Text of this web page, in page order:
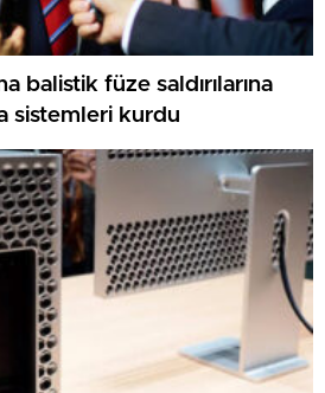
balistik füze saldırılarına
sistemleri kurdu